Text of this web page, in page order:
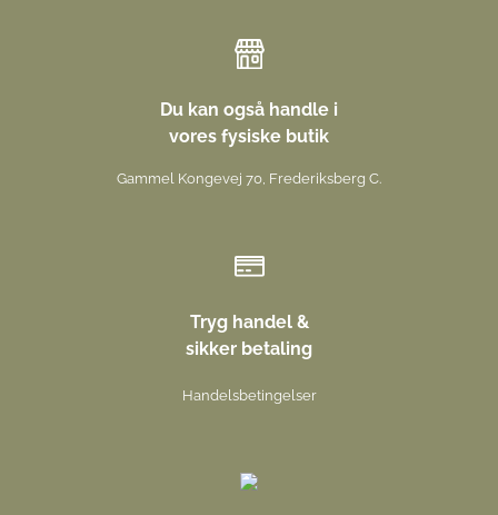
Du kan også handle i
vores fysiske butik
Gammel Kongevej 70, Frederiksberg C.
Tryg handel &
sikker betaling
Handelsbetingelser